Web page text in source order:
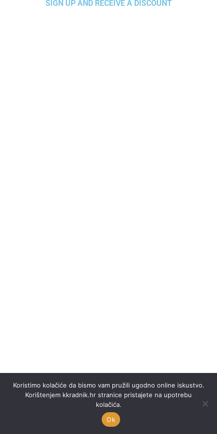
SIGN UP AND RECEIVE A DISCOUNT
Koristimo kolačiće da bismo vam pružili ugodno online iskustvo.
Korištenjem kkradnik.hr stranice pristajete na upotrebu
kolačića.
Ok